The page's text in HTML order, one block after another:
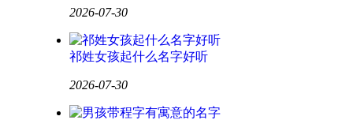
2026-07-30
祁姓女孩起什么名字好听
2026-07-30